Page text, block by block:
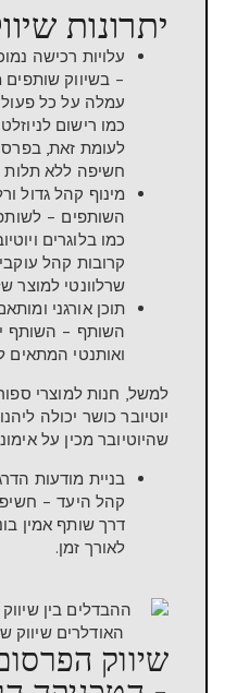
יתרונות
עלויות רכישה נמוכות
– בשיווק שותפים
עמלה על כל פעולה
כמו רישום לניוזלטר
לעומת זאת, בפרסום
חשיפה ללא תלות
מינוף קהל גדול
השותפים – לשותפים
כמו בלוגרים
קרובות קהל עוקבים
שרלוונטי למוצר שלך.
תוכן אורגני ומותאם
השותף – השותף יוצר
ואותנטי המתאים
למשל, חנות למוצרי ספורט
יוטיובר כושר יכולה ליהנות
שהיוטיובר מכין על אימונים
בניית מודעות
קהל היעד – חשיפה
דרך שותף אמין בונה
לאורך זמן.
שיווק הפרסום